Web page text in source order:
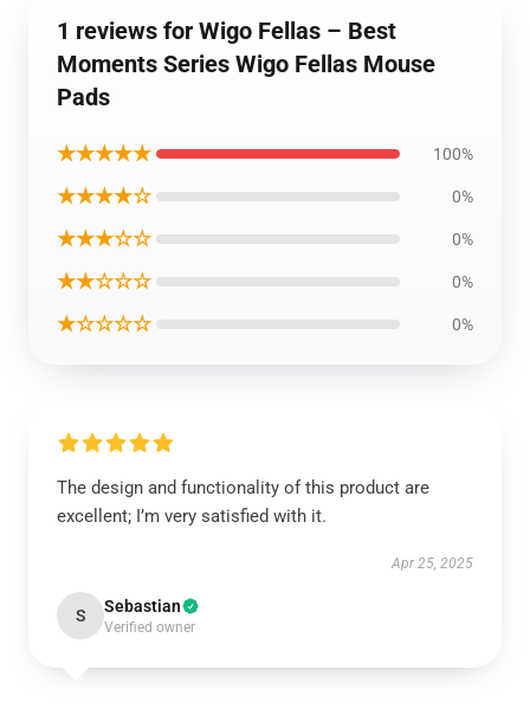
1 reviews for Wigo Fellas – Best
Moments Series Wigo Fellas Mouse
Pads
★★★★★ 100%
★★★★☆ 0%
★★★☆☆ 0%
★★☆☆☆ 0%
★☆☆☆☆ 0%
The design and functionality of this product are
excellent; I’m very satisfied with it.
Apr 25, 2025
S Sebastian
Verified owner